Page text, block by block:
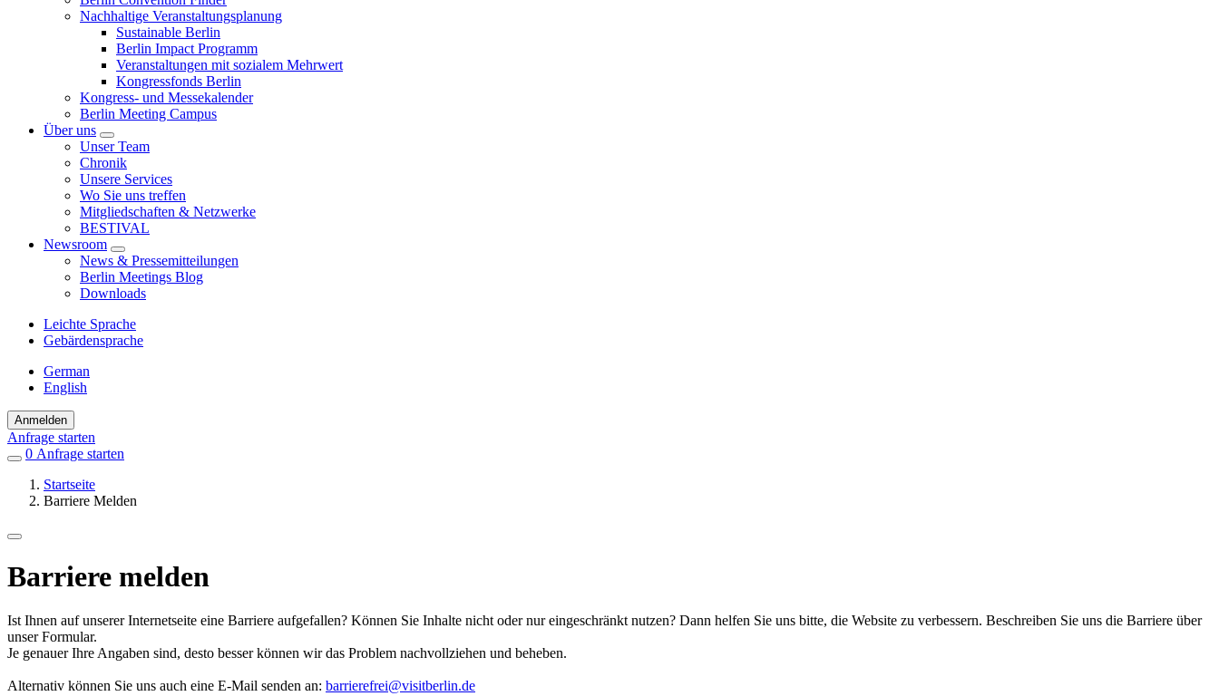
Nachhaltige Veranstaltungsplanung
Sustainable Berlin
Berlin Impact Programm
Veranstaltungen mit sozialem Mehrwert
Kongressfonds Berlin
Kongress- und Messekalender
Berlin Meeting Campus
Über uns
Unser Team
Chronik
Unsere Services
Wo Sie uns treffen
Mitgliedschaften & Netzwerke
BESTIVAL
Newsroom
News & Pressemitteilungen
Berlin Meetings Blog
Downloads
Leichte Sprache
Gebärdensprache
German
English
Anmelden
Anfrage starten
0 Einträge
Favoriten
Anfrage starten
Startseite
Barriere Melden
Barriere melden
Ist Ihnen auf unserer Internetseite eine Barriere aufgefallen? Können Sie Inhalte nicht oder nur eingeschränkt nutzen? Dann helfen Sie uns bitte, die Website zu verbessern. Beschreiben Sie uns die Barriere über
unser Formular.
Je genauer Ihre Angaben sind, desto besser können wir das Problem nachvollziehen und beheben.
Alternativ können Sie uns auch eine E-Mail senden an: barrierefrei@visitberlin.de